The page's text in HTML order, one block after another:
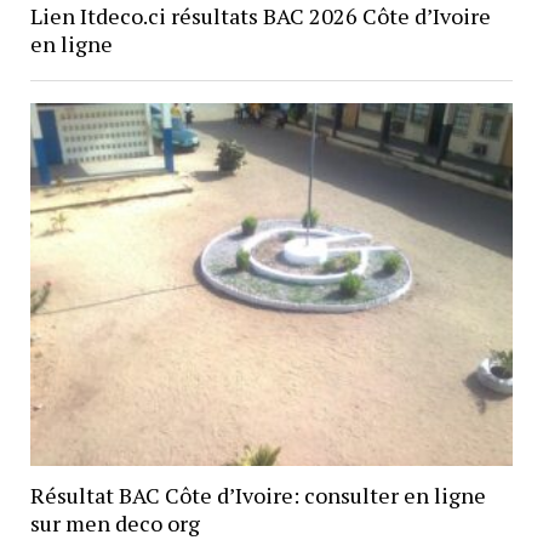
Lien Itdeco.ci résultats BAC 2026 Côte d’Ivoire
en ligne
Résultat BAC Côte d’Ivoire: consulter en ligne
sur men deco org